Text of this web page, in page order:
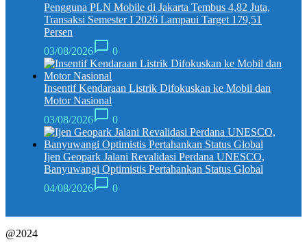
Pengguna PLN Mobile di Jakarta Tembus 4,82 Juta,
Transaksi Semester I 2026 Lampaui Target 179,51
Persen
03/08/2026
0
Insentif Kendaraan Listrik Difokuskan ke Mobil dan
Motor Nasional
03/08/2026
0
Ijen Geopark Jalani Revalidasi Perdana UNESCO,
Banyuwangi Optimistis Pertahankan Status Global
04/08/2026
0
@2024